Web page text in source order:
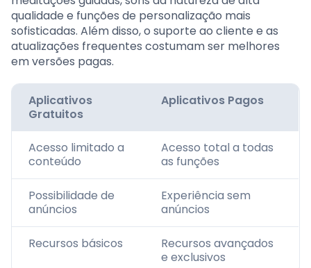
qualidade e funções de personalização mais
sofisticadas. Além disso, o suporte ao cliente e as
atualizações frequentes costumam ser melhores
em versões pagas.
Aplicativos
Gratuitos
Aplicativos Pagos
Acesso limitado a
conteúdo
Acesso total a todas
as funções
Possibilidade de
anúncios
Experiência sem
anúncios
Recursos básicos
Recursos avançados
e exclusivos